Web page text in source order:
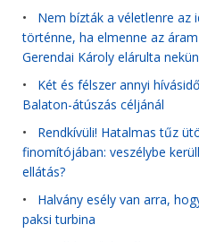
• Nem bízták a véletlenre az
történne, ha elmenne az
Gerendai Károly elárulta
• Két és félszer annyi
Balaton-átúszás céljánál
• Rendkívüli! Hatalmas tűz
finomítójában: veszélybe
ellátás?
• Halvány esély van arra,
paksi turbina